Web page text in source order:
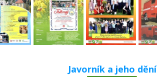
Javorník a jeho dění